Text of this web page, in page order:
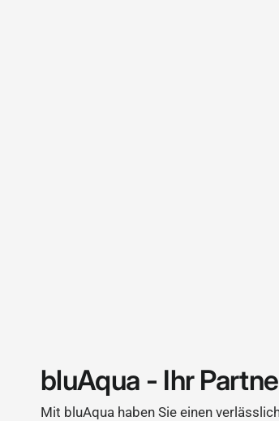
bluAqua - Ihr
Mit bluAqua haben Sie einen